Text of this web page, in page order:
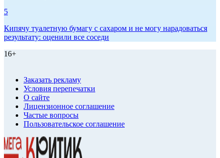
5
Кипячу туалетную бумагу с сахаром и не могу нарадоваться
результату: оценили все соседи
16+
Заказать рекламу
Условия перепечатки
О сайте
Лицензионное соглашение
Частые вопросы
Пользовательское соглашение